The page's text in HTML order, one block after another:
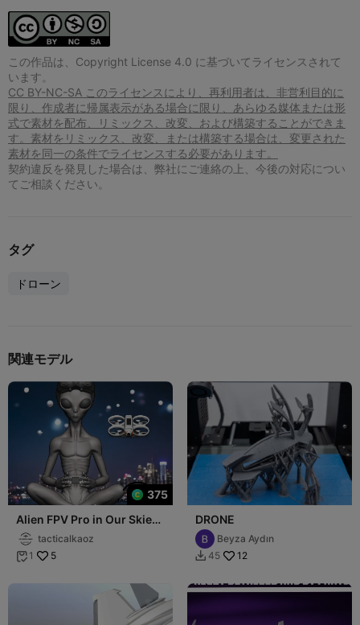
この作品は、Copyright License 4.0 に基づいてライセンスされて
います。
CC BY-NC-SA このライセンスにより、再利用者は、非営利目的に
限り、作成者に帰属表示がある場合に限り、あらゆる媒体または形
式で素材を配布、リミックス、改変、および構築することができま
す。素材をリミックス、改変、または構築する場合は、変更された
素材を同一の条件でライセンスする必要があります。
契約違反を発見した場合は、弊社にご連絡の上、今後の対応につい
てご相談ください。
タグ
ドローン
関連モデル
375
Alien FPV Pro in Our Skies
- Mystery Solved
tacticalkaoz
 1 5
DRONE
Beyza Aydın
 45 12